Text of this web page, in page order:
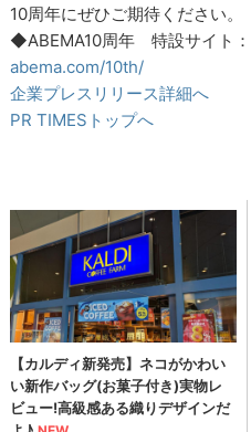
10周年にぜひご期待ください。
◆ABEMA10周年 特設サイト：
abema.com/10th/
企業プレスリリース詳細へ
PR TIMESトップへ